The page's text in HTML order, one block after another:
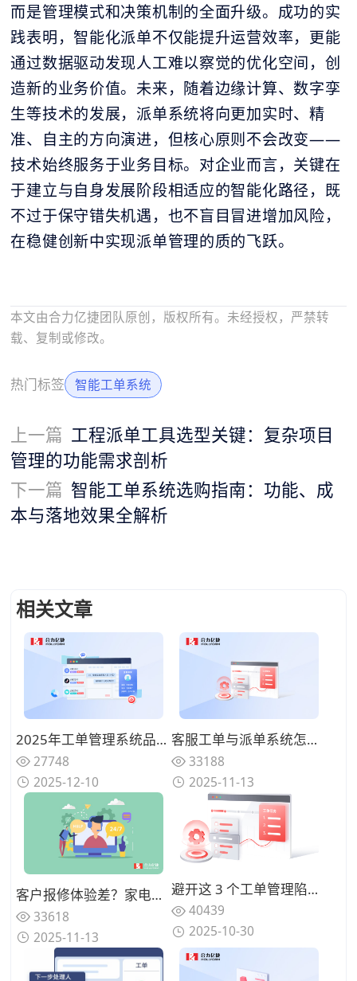
而是管理模式和决策机制的全面升级。成功的实
践表明，智能化派单不仅能提升运营效率，更能
通过数据驱动发现人工难以察觉的优化空间，创
造新的业务价值。未来，随着边缘计算、数字孪
生等技术的发展，派单系统将向更加实时、精
准、自主的方向演进，但核心原则不会改变——
技术始终服务于业务目标。对企业而言，关键在
于建立与自身发展阶段相适应的智能化路径，既
不过于保守错失机遇，也不盲目冒进增加风险，
在稳健创新中实现派单管理的质的飞跃。
本文由合力亿捷团队原创，版权所有。未经授权，严禁转
载、复制或修改。
热门标签 智能工单系统
上一篇 工程派单工具选型关键：复杂项目
管理的功能需求剖析
下一篇 智能工单系统选购指南：功能、成
本与落地效果全解析
相关文章
2025年工单管理系统品牌推荐：高效可靠的服务保障和智能流转
27748
2025-12-10
客服工单与派单系统怎么搭配最有效？怎么用客服工单系统追踪进度、自动通知？
33188
2025-11-13
客户报修体验差？家电售后AI语音机器人处理报修提效
33618
2025-11-13
避开这 3 个工单管理陷阱：指南助你省预算并提升服务质量
40439
2025-10-30